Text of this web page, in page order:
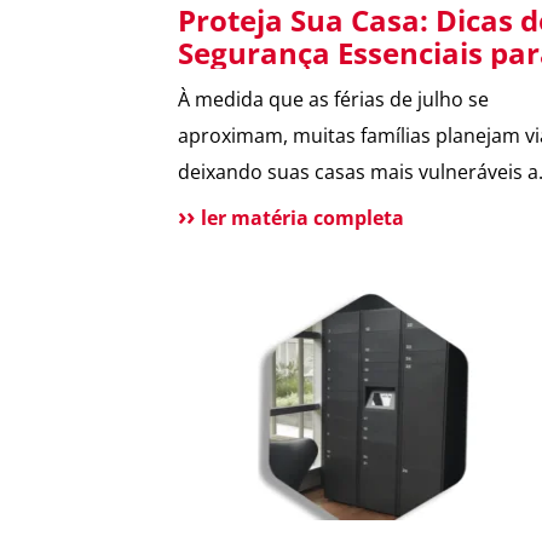
Proteja Sua Casa: Dicas
Segurança Essenciais
as Férias de Julho
À medida que as férias de julho se
aproximam, muitas famílias planejam
deixando suas casas mais vulneráveis a
criminosos. Este post oferece 14 dicas
férias tranquilas. Entre as
estão: planejar entregas de forma que
acumulem indícios de ausência, usar
campainhas inteligentes e redirecionar
chamadas fixas para o celular, instalar
sistemas de iluminação temporizados,
ler matéria completa